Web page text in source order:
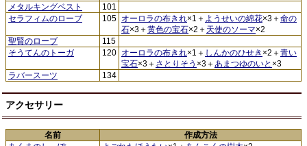
メタルキングベスト
101
セラフィムのローブ
105 オーロラの布きれ×1＋ ようせいの綿花×3＋命の
石×3＋黄色の宝石×2＋ 天使のソーマ×2
聖賢のローブ
115
そうてんのトーガ
120 オーロラの布きれ×1＋ しんかのひせき ×2＋青い
宝石×3＋ さとりそう ×3＋あまつゆのいと ×3
ラバースーツ
134
アクセサリー
名前
作成方法